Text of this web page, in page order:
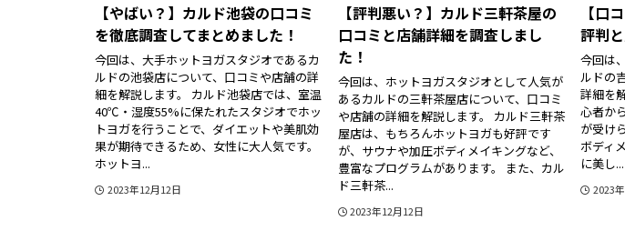
【やばい？】カルド池袋の口コミ
を徹底調査してまとめました！
今回は、大手ホットヨガスタジオであるカ
ルドの池袋店について、口コミや店舗の詳
細を解説します。 カルド池袋店では、室温
40℃・湿度55%に保たれたスタジオでホッ
トヨガを行うことで、ダイエットや美肌効
果が期待できるため、女性に大人気です。
ホットヨ...
2023年12月12日
【評判悪い？】カルド三軒茶屋の
口コミと店舗詳細を調査しまし
た！
今回は、ホットヨガスタジオとして人気が
あるカルドの三軒茶屋店について、口コミ
や店舗の詳細を解説します。 カルド三軒茶
屋店は、もちろんホットヨガも好評です
が、サウナや加圧ボディメイキングなど、
豊富なプログラムがあります。 また、カル
ド三軒茶...
2023年12月12日
【口
評判
今回は
ルドの
詳細を
心者か
が受け
ボディ
に美し...
2023